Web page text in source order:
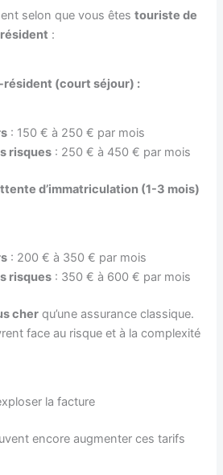
selon que vous êtestouriste de
:
(court séjour) :
: 150 € à 250 € par mois
risques : 250 € à 450 € par mois
d’immatriculation (1-3 mois)
: 200 € à 350 € par mois
risques : 350 € à 600 € par mois
cher qu’une assurance classique.
face au risque et à la complexité
la facture
encore augmenter ces tarifs